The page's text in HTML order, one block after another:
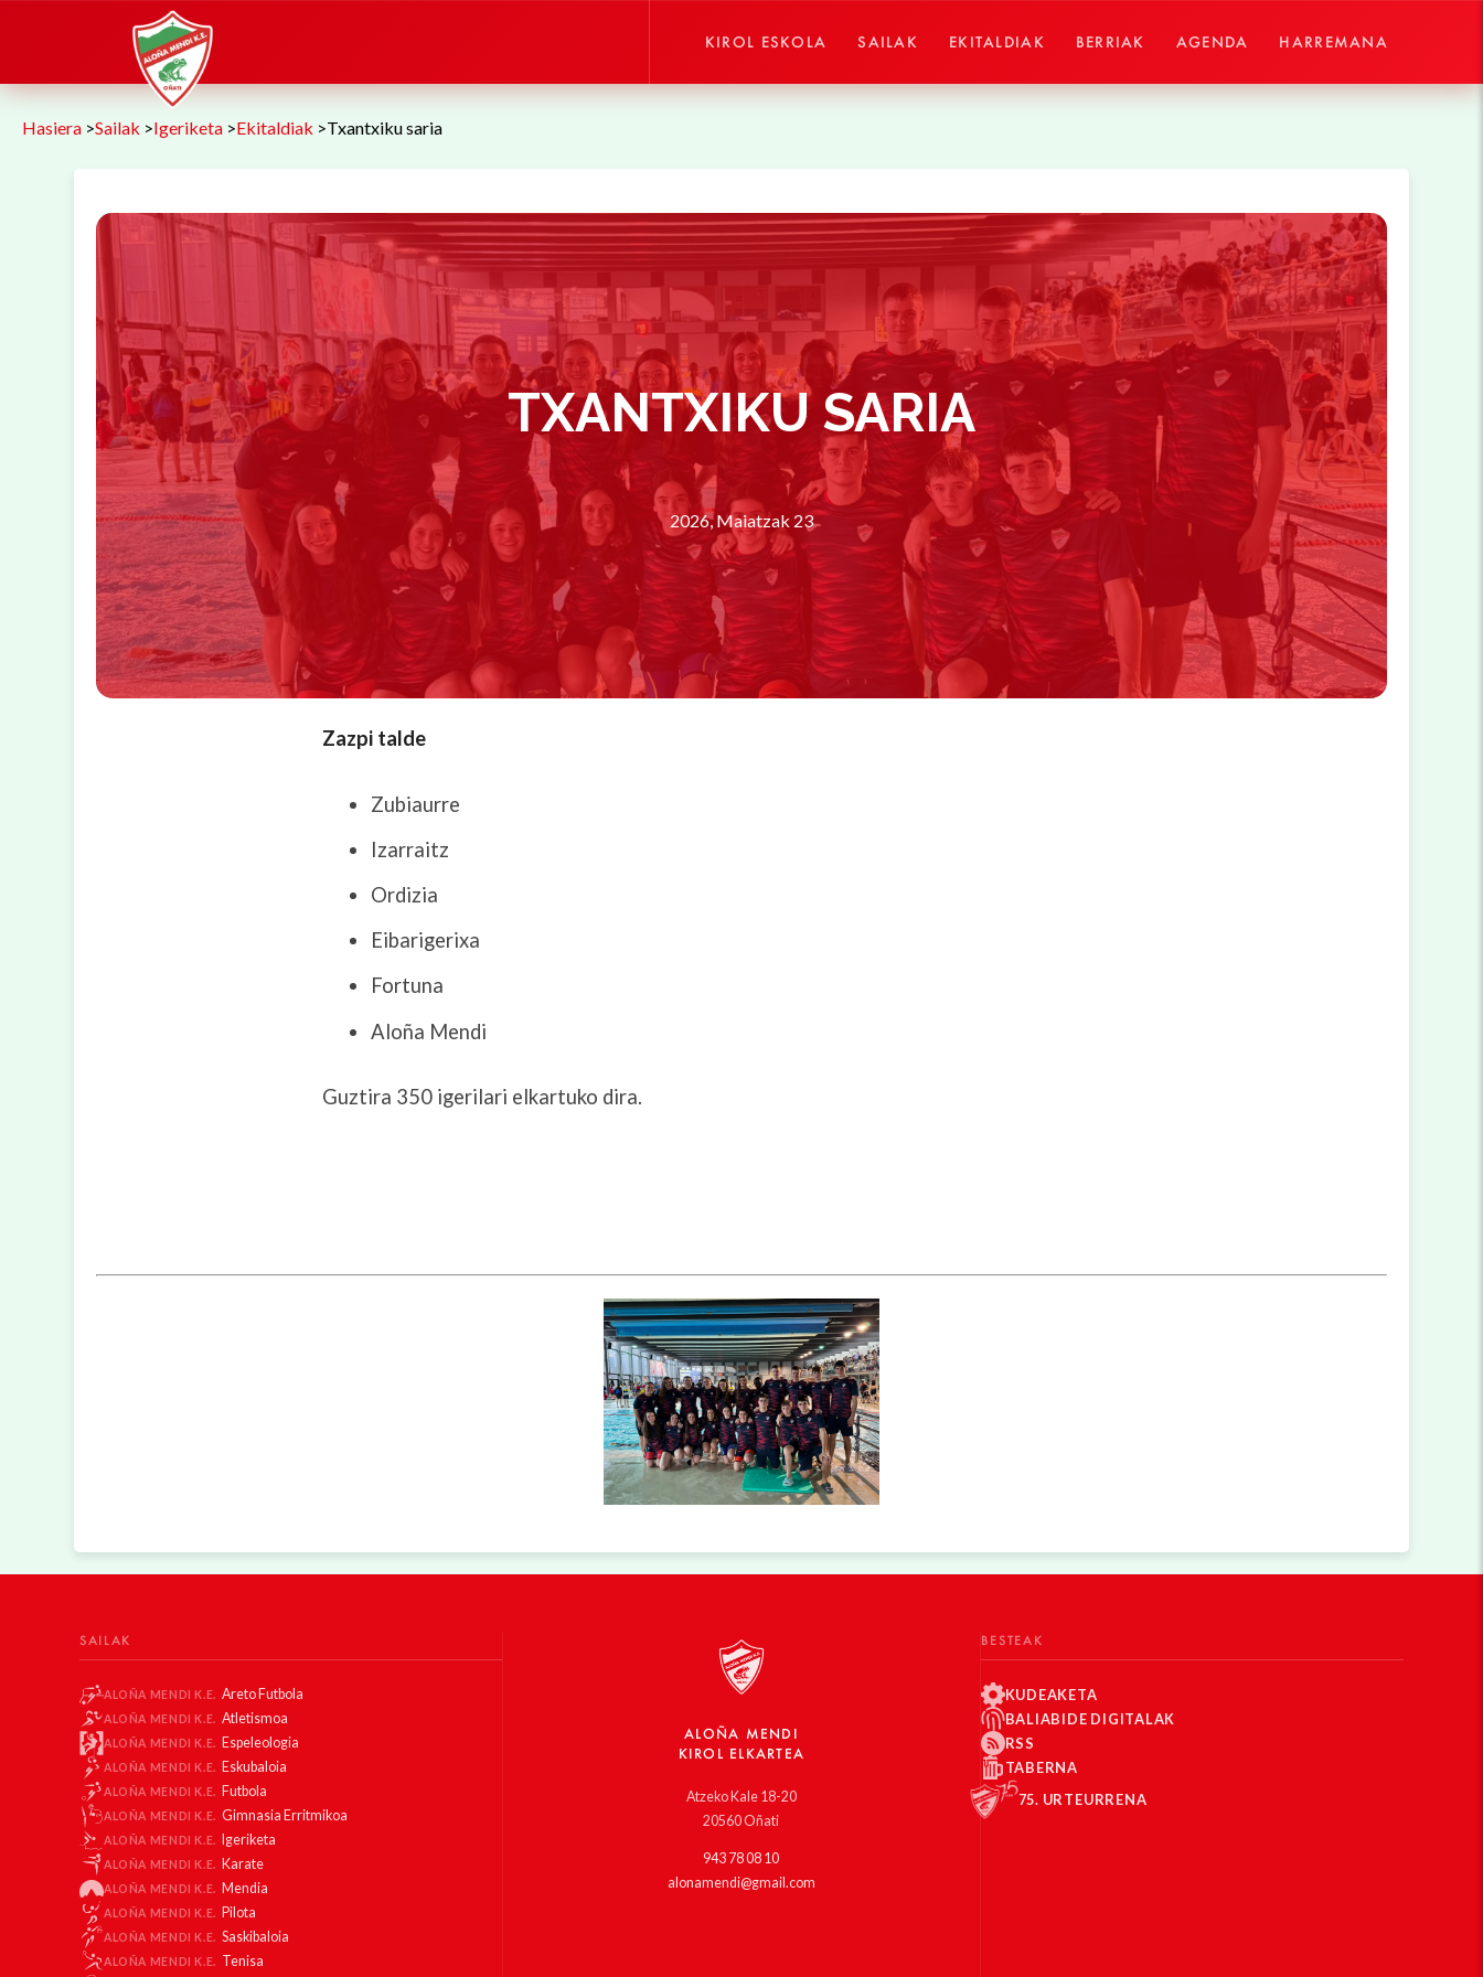
KIROL ESKOLA SAILAK EKITALDIAK BERRIAK AGENDA HARREMANA
Hasiera >Sailak >Igeriketa >Ekitaldiak >Txantxiku saria
TXANTXIKU SARIA
2026, Maiatzak 23
Zazpi talde
Zubiaurre
Izarraitz
Ordizia
Eibarigerixa
Fortuna
Aloña Mendi
Guztira 350 igerilari elkartuko dira.
SAILAK
ALOÑA MENDI K.E. Areto Futbola
ALOÑA MENDI K.E. Atletismoa
ALOÑA MENDI K.E. Espeleologia
ALOÑA MENDI K.E. Eskubaloia
ALOÑA MENDI K.E. Futbola
ALOÑA MENDI K.E. Gimnasia Erritmikoa
ALOÑA MENDI K.E. Igeriketa
ALOÑA MENDI K.E. Karate
ALOÑA MENDI K.E. Mendia
ALOÑA MENDI K.E. Pilota
ALOÑA MENDI K.E. Saskibaloia
ALOÑA MENDI K.E. Tenisa
ALOÑA MENDI
KIROL ELKARTEA
Atzeko Kale 18-20
20560 Oñati
943 78 08 10
alonamendi@gmail.com
BESTEAK
KUDEAKETA
BALIABIDE DIGITALAK
RSS
TABERNA
75. URTEURRENA